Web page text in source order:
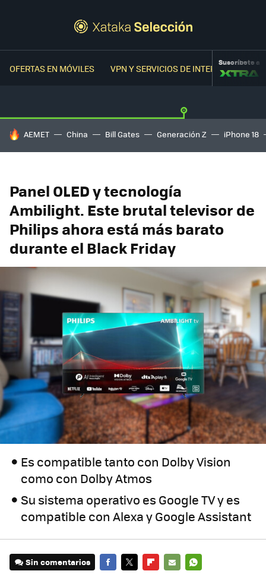
OFERTAS EN MÓVILES VPN Y SERVICIOS DE INTERNETSuscríbete a
HOY SE HABLA DE
AEMET China Bill Gates Generación Z iPhone 18
Panel OLED y tecnología
Ambilight. Este brutal televisor de
Philips ahora está más barato
durante el Black Friday
Es compatible tanto con Dolby Vision
como con Dolby Atmos
Su sistema operativo es Google TV y es
compatible con Alexa y Google Assistant
Sin comentarios